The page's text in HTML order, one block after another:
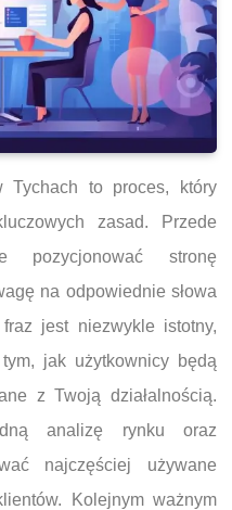
Tychach to proces, który
zasad. Przede
pozycjonować stronę
na odpowiednie słowa
jest niezwykle istotny,
jak użytkownicy będą
z Twoją działalnością.
analizę rynku oraz
najczęściej używane
Kolejnym ważnym